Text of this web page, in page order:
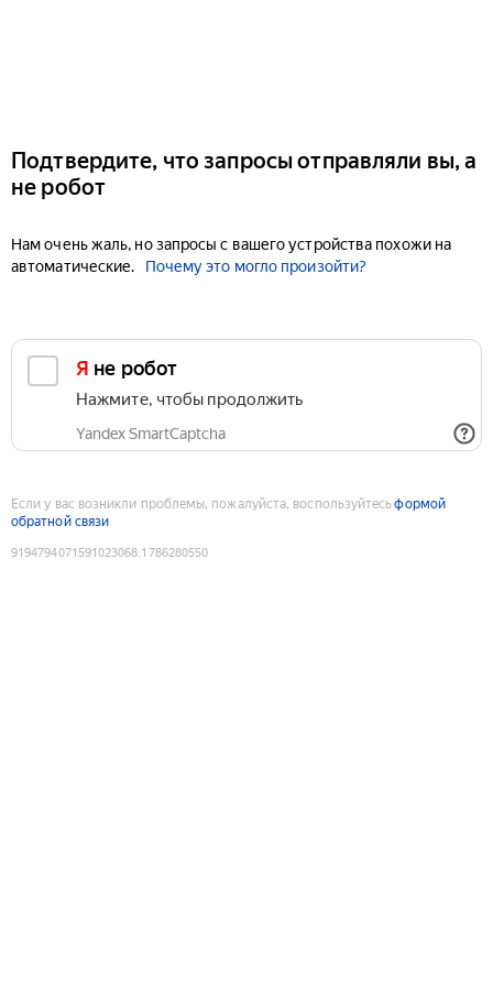
Подтвердите, что запросы отправляли вы, а
не робот
Нам очень жаль, но запросы с вашего устройства похожи на
автоматические.
Почему это могло произойти?
Я не робот
Нажмите, чтобы продолжить
Yandex SmartCaptcha
Если у вас возникли проблемы, пожалуйста, воспользуйтесьформой
обратной связи
9194794071591023068:1786280550